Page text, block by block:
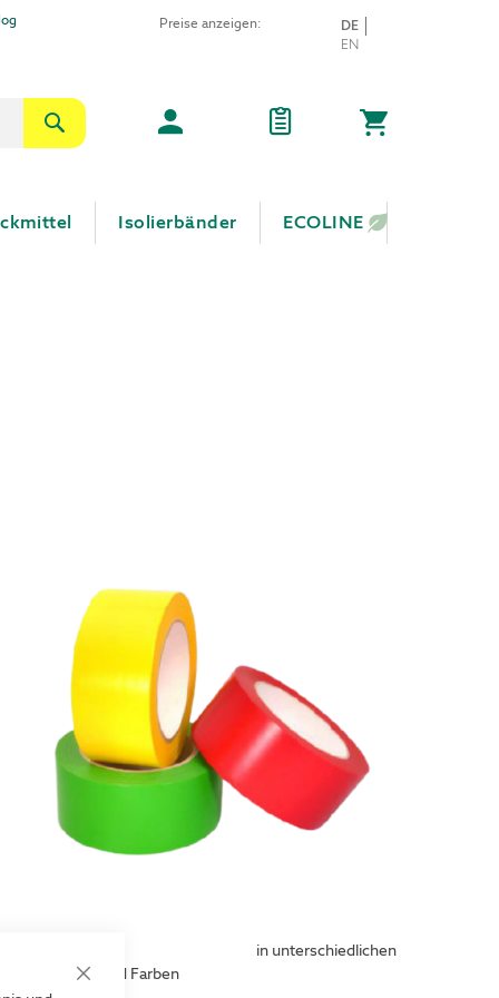
SPRACHE
DE
EN
Preise anzeigen:
Suche Mein
Isolierbänder ECOLINE
in unterschiedlichen
Materialstärken und Farben